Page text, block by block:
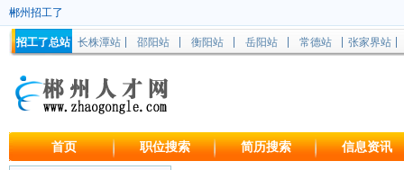
郴州招工了
招工了总站 长株潭站 邵阳站 衡阳站 岳阳站 常德站 张家界站
首页 职位搜索 简历搜索 信息资讯